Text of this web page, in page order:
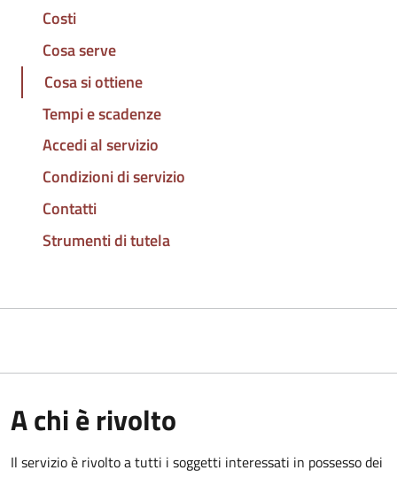
Costi
Cosa serve
Cosa si ottiene
Tempi e scadenze
Accedi al servizio
Condizioni di servizio
Contatti
Strumenti di tutela
A chi è rivolto
Il servizio è rivolto a tutti i soggetti interessati in possesso dei